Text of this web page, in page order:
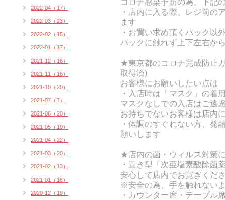
コロナ感染予防の為、下記
・店内に入る際、レジ前の
ます
・お買い求め頂くパック以
パックに触れず上下左右か
★東京都のコロナ完成防止
取得済)
お客様にお願いしたい点は
・入店時は「マスク」の着
マスクなしでの入店はご遠
お持ちでないお客様は店内
・体調のすぐれない方、発
願いします
★店内の菌・ウィルス対策
・置き型「次亜塩素酸除菌
安心して店内でお寛ぎくだ
※安全の為、手を触れない
・カウンター席・テーブル
2022-04（17）
2022-03（23）
2022-02（15）
2022-01（17）
2021-12（16）
2021-11（16）
2021-10（20）
2021-07（7）
2021-06（20）
2021-05（19）
2021-04（22）
2021-03（20）
2021-02（13）
2021-01（18）
2020-12（19）